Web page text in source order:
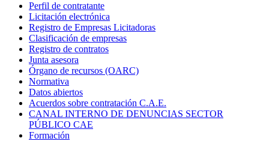
Perfil de contratante
Licitación electrónica
Registro de Empresas Licitadoras
Clasificación de empresas
Registro de contratos
Junta asesora
Órgano de recursos (OARC)
Normativa
Datos abiertos
Acuerdos sobre contratación C.A.E.
CANAL INTERNO DE DENUNCIAS SECTOR
PÚBLICO CAE
Formación